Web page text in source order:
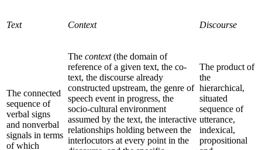
Text Context Discourse
The connected
sequence of
verbal signs
and nonverbal
signals in terms
of which
The context(the domain of
reference of a given text, the co-
text, the discourse already
constructed upstream, the genre of
speech event in progress, the
socio-cultural environment
assumed by the text, the interactive
relationships holding between the
interlocutors at every point in the
The product of
the
hierarchical,
situated
sequence of
utterance,
indexical,
propositional